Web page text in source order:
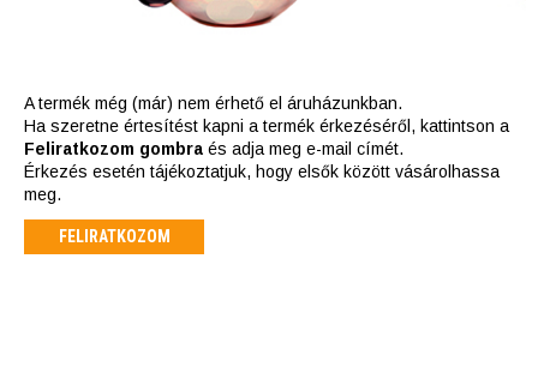
A termék még (már) nem érhető el áruházunkban.
Ha szeretne értesítést kapni a termék érkezéséről, kattintson a
Feliratkozom gombra és adja meg e-mail címét.
Érkezés esetén tájékoztatjuk, hogy elsők között vásárolhassa
meg.
FELIRATKOZOM